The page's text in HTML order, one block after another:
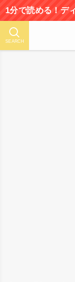
める！ディズニ
SEARCH